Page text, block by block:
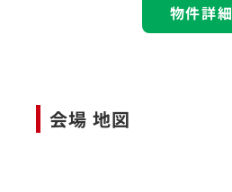
物件詳細
会場 地図